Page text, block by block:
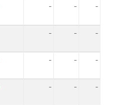
- - -
- - -
- - -
- - -